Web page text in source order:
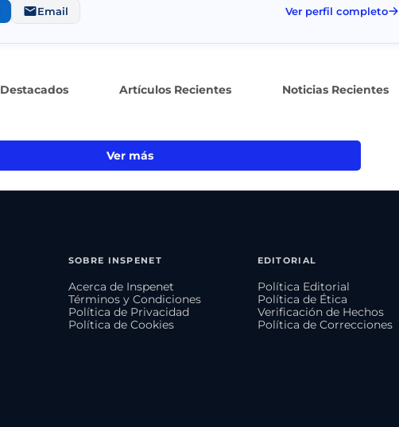
Email Ver perfil completo
Destacados Artículos Recientes Noticias Recientes
Ver más
SOBRE INSPENET
Acerca de Inspenet
Términos y Condiciones
Política de Privacidad
Política de Cookies
EDITORIAL
Política Editorial
Política de Ética
Verificación de Hechos
Política de Correcciones